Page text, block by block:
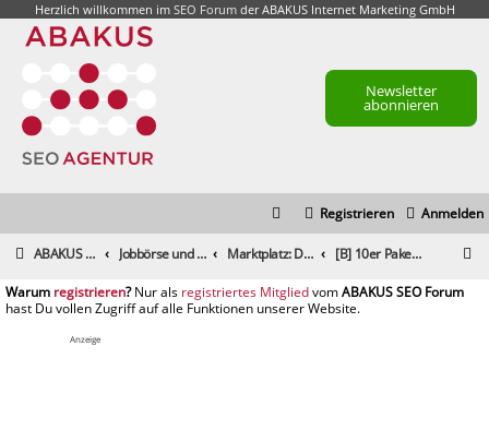
Herzlich willkommen im SEO Forumder ABAKUS Internet Marketing GmbH
Newsletter
abonnieren
Anmelden
Registrieren
ABAKUS Foren-Übersicht Jobbörse und Marktplatz Marktplatz: Dienstleistungen [B] 10er Paket Forenlinks
registrieren registriertes Mitglied
Anzeige